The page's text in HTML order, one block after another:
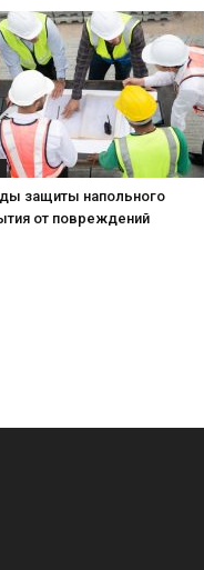
защиты напольного
от повреждений